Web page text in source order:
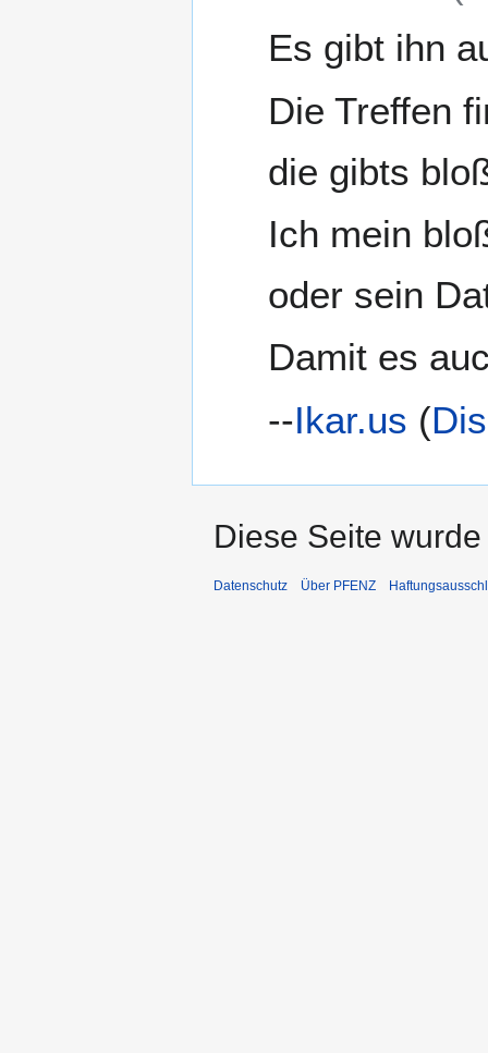
Es gibt ihn
Die Treffen
die gibts
Ich mein
oder sein
Damit es
--Ikar.us (
Diese Seite
Datenschutz Über PFENZ